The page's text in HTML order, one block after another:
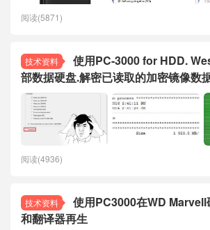
阅读(5871)
技术资料
使用PC-3000 for HDD.
部数据硬盘.解密已读取的加密镜像数
阅读(4936)
技术资料
使用PC3000在WD
和翻译器再生